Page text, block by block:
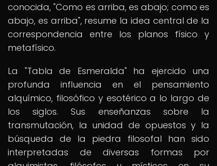
conocida, "Como es arriba, es abajo; como es
abajo, es arriba", resume la idea central de la
correspondencia entre los planos físico y
metafísico.
La "Tabla de Esmeralda" ha ejercido una
profunda influencia en el pensamiento
alquímico, filosófico y esotérico a lo largo de
los siglos. Sus enseñanzas sobre la
transmutación, la unidad de opuestos y la
búsqueda de la piedra filosofal han sido
interpretadas de diversas formas por